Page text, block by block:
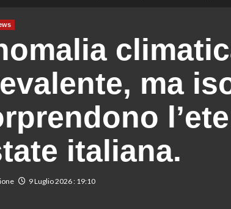
ma
italiana.
9 Luglio 2026 : 19:10